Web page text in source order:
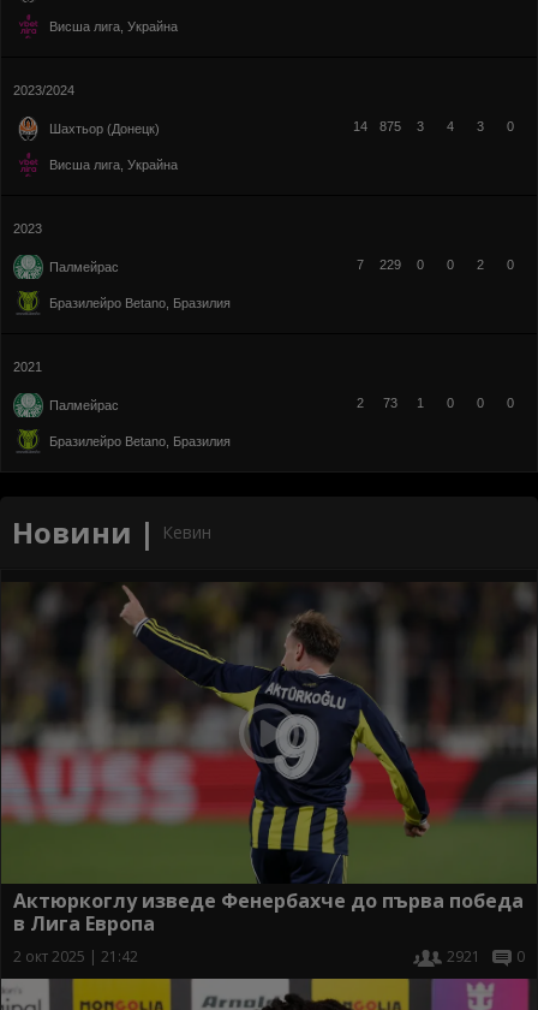
Висша лига, Украйна
2023/2024
Шахтьор (Донецк)
Висша лига, Украйна
14 875 3 4 3 0
2023
Палмейрас
Бразилейро Betano, Бразилия
7 229 0 0 2 0
2021
Палмейрас
Бразилейро Betano, Бразилия
2 73 1 0 0 0
Новини | Кевин
Актюркоглу изведе Фенербахче до първа победа
в Лига Европа
2 окт 2025 | 21:42 2921 0